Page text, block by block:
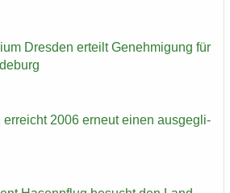
Dres­den er­teilt Ge­neh­mi­gung für
er­reicht 2006 er­neut einen aus­ge­gli­